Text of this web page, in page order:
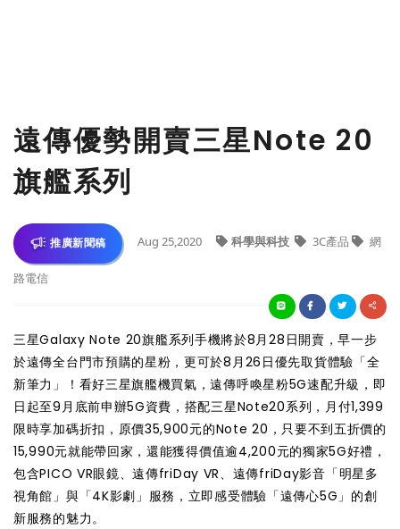
遠傳優勢開賣三星Note 20
旗艦系列
推廣新聞稿 Aug 25,2020 科學與科技 3C產品 網
路電信
三星Galaxy Note 20旗艦系列手機將於8月28日開賣，早一步
於遠傳全台門市預購的星粉，更可於8月26日優先取貨體驗「全
新筆力」！看好三星旗艦機買氣，遠傳呼喚星粉5G速配升級，即
日起至9月底前申辦5G資費，搭配三星Note20系列，月付1,399
限時享加碼折扣，原價35,900元的Note 20，只要不到五折價的
15,990元就能帶回家，還能獲得價值逾4,200元的獨家5G好禮，
包含PICO VR眼鏡、遠傳friDay VR、遠傳friDay影音「明星多
視角館」與「4K影劇」服務，立即感受體驗「遠傳心5G」的創
新服務的魅力。